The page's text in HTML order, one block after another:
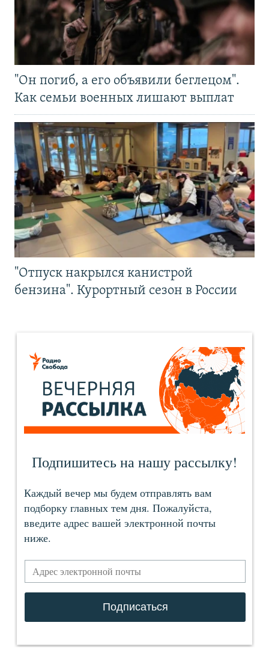
"Он погиб, а его объявили беглецом".
Как семьи военных лишают выплат
"Отпуск накрылся канистрой
бензина". Курортный сезон в России